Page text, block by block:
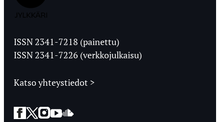
Ylioppilaslehti
ISSN 2341-7218 (painettu)
ISSN 2341-7226 (verkkojulkaisu)
Katso yhteystiedot >
Facebook
Twitter
Instagram
YouTube
SoundCloud